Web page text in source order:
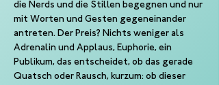
die Nerds und die Stillen begegnen und nur
mit Worten und Gesten gegeneinander
antreten. Der Preis? Nichts weniger als
Adrenalin und Applaus, Euphorie, ein
Publikum, das entscheidet, ob das gerade
Quatsch oder Rausch, kurzum: ob dieser